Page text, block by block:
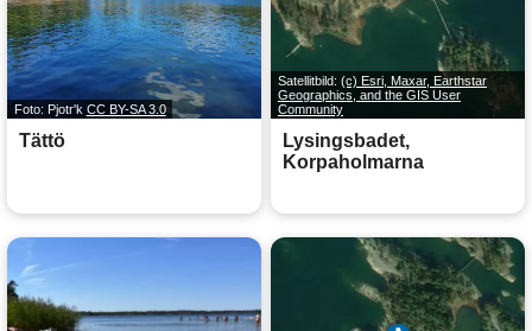
Foto: Pjotr'k CC BY-SA 3.0
Tättö
Satellitbild: (c) Esri, Maxar, Earthstar
Geographics, and the GIS User
Community
Lysingsbadet,
Korpaholmarna